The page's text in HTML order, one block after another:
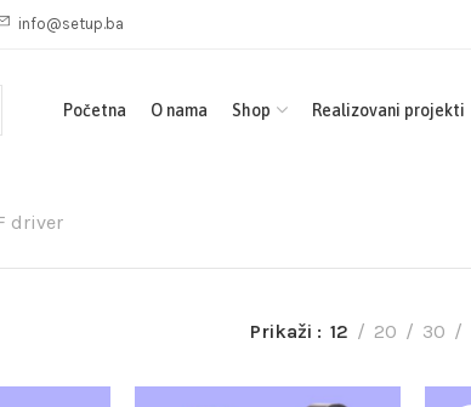
info@setup.ba
Početna O nama Shop Realizovani projekti
driver
Prikaži 12 20 30